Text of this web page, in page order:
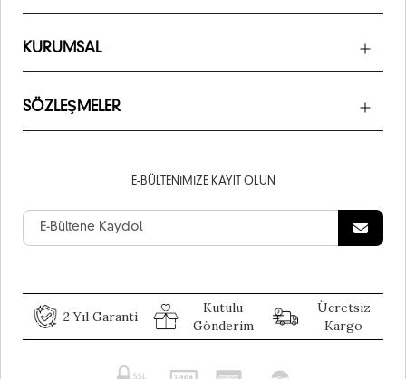
KURUMSAL
SÖZLEŞMELER
E-BÜLTENIMIZE KAYIT OLUN
2 Yıl Garanti
Kutulu
Gönderim
Ücretsiz
Kargo